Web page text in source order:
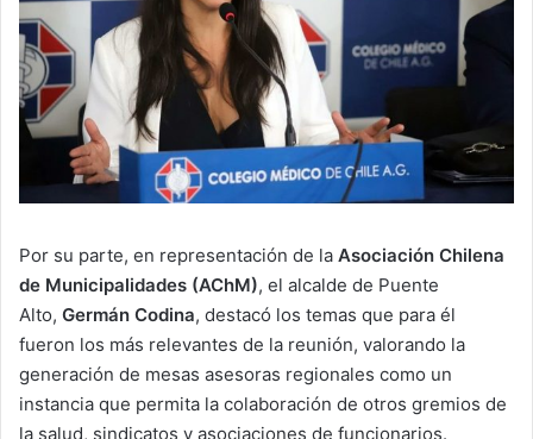
Por su parte, en representación de la Asociación Chilena
de Municipalidades (AChM), el alcalde de Puente
Alto, Germán Codina, destacó los temas que para él
fueron los más relevantes de la reunión, valorando la
generación de mesas asesoras regionales como un
instancia que permita la colaboración de otros gremios de
la salud, sindicatos y asociaciones de funcionarios.